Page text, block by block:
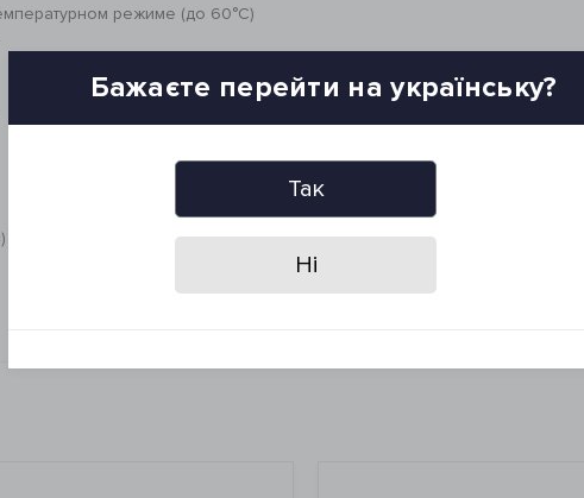
режиме (до 60°C)
Бажаєте перейти на українську?
Так
Ні